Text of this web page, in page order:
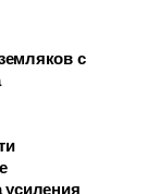
с
усиления